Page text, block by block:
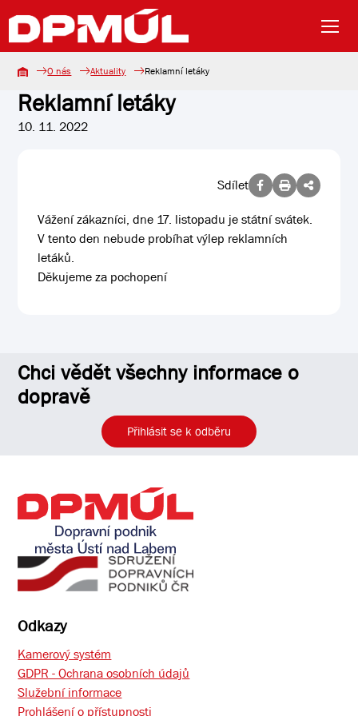
O nás Aktuality Reklamní letáky
Reklamní letáky
10. 11. 2022
Sdílet
Vážení zákazníci, dne 17. listopadu je státní svátek.
V tento den nebude probíhat výlep reklamních
letáků.
Děkujeme za pochopení
Chci vědět všechny informace o
dopravě
Přihlásit se k odběru
Odkazy
Kamerový systém
GDPR - Ochrana osobních údajů
Služební informace
Prohlášení o přístupnosti